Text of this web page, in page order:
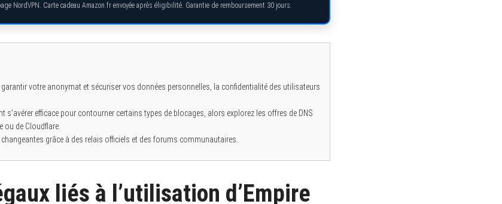
NordVPN. Carte cadeau Amazon.fr envoyée après éligibilité. Garantie de remboursement 30 jours.
votre anonymat et sécuriser vos données personnelles, la confidentialité des utilisateurs
s’avérer efficace pour contourner certains types de blocages, alors explorez les offres de DNS
ou de Cloudflare.
grâce à des relais officiels et des forums communautaires.
liés à l’utilisation d’Empire